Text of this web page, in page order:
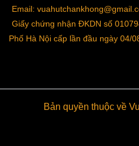
trong tủ đông khoảng 6
đông các thực phẩm sử
bảo quản thực phẩm tối đa
ngày, tuy nhiên nếu sử
thì thời gian này sẽ
Email:
Giấy chứng nhận ĐKDN số
Phố Hà Nội cấp lần đầu ngày 04/
Bản quyền thuộc về